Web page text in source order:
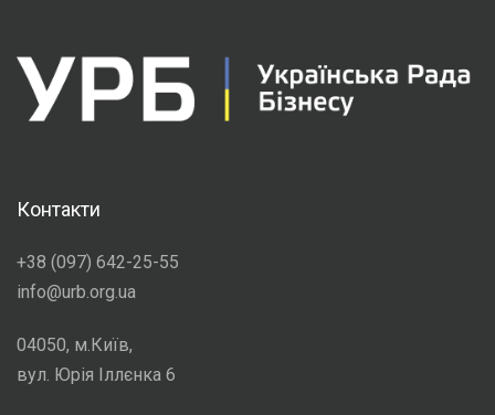
Контакти
+38 (097) 642-25-55
info@urb.org.ua
04050, м.Київ,
вул. Юрія Іллєнка 6